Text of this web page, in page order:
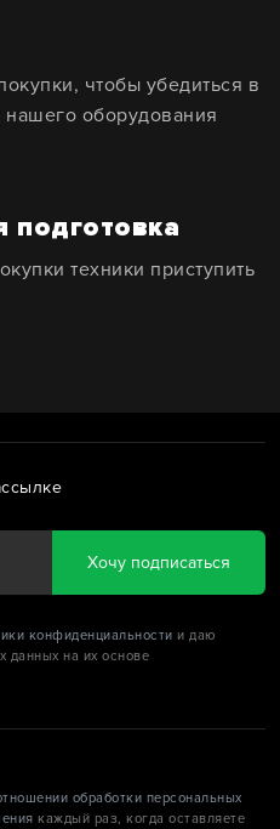
чтобы убедиться в
нашего оборудования
подготовка
техники приступить
Хочу подписаться
конфиденциальности и даю
данных на их основе
обработки персональных
каждый раз, когда оставляете